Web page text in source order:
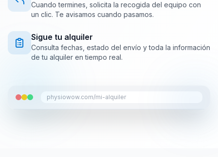
Cuando termines, solicita la recogida del equipo con
un clic. Te avisamos cuando pasamos.
Sigue tu alquiler
Consulta fechas, estado del envío y toda la información
de tu alquiler en tiempo real.
physiowow.com/mi-alquiler